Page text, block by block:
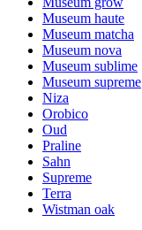
Museum haute
Museum matcha
Museum nova
Museum sublime
Museum supreme
Niza
Orobico
Oud
Praline
Sahn
Supreme
Terra
Wistman oak